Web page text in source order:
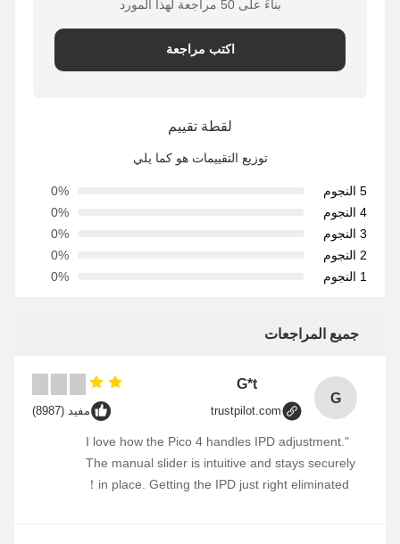
بناءً على 50 مراجعة لهذا المورد
اكتب مراجعة
لقطة تقييم
توزيع التقييمات هو كما يلي
5 النجوم
0%
4 النجوم
0%
3 النجوم
0%
2 النجوم
0%
1 النجوم
0%
جميع المراجعات
G
G*t
trustpilot.com مفيد (8987)
"I love how the Pico 4 handles IPD adjustment.
The manual slider is intuitive and stays securely
in place. Getting the IPD just right eliminated！